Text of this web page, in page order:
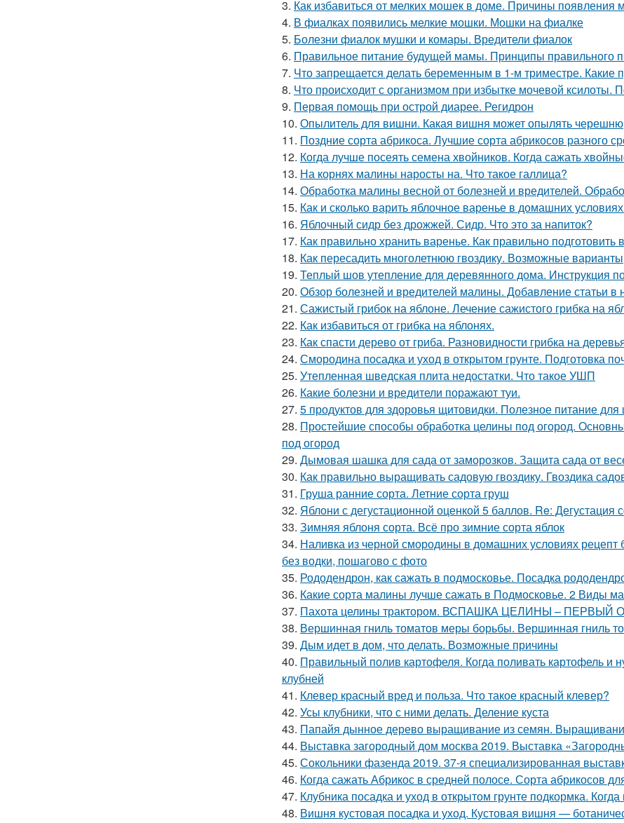
3. Как избавиться от мелких мошек в доме. Причины появления
4. В фиалках появились мелкие мошки. Мошки на фиалке
5. Болезни фиалок мушки и комары. Вредители фиалок
6. Правильное питание будущей мамы. Принципы правильного
7. Что запрещается делать беременным в 1-м триместре. Какие
8. Что происходит с организмом при избытке мочевой ксилоты.
9. Первая помощь при острой диарее. Регидрон
10. Опылитель для вишни. Какая вишня может опылять черешню
11. Поздние сорта абрикоса. Лучшие сорта абрикосов разного
12. Когда лучше посеять семена хвойников. Когда сажать
13. На корнях малины наросты на. Что такое галлица?
14. Обработка малины весной от болезней и вредителей.
15. Как и сколько варить яблочное варенье в домашних
16. Яблочный сидр без дрожжей. Сидр. Что это за напиток?
17. Как правильно хранить варенье. Как правильно подготовить
18. Как пересадить многолетнюю гвоздику. Возможные варианты
19. Теплый шов утепление для деревянного дома. Инструкция
20. Обзор болезней и вредителей малины. Добавление статьи в
21. Сажистый грибок на яблоне. Лечение сажистого грибка на
22. Как избавиться от грибка на яблонях.
23. Как спасти дерево от гриба. Разновидности грибка на
24. Смородина посадка и уход в открытом грунте. Подготовка
25. Утепленная шведская плита недостатки. Что такое УШП
26. Какие болезни и вредители поражают туи.
27. 5 продуктов для здоровья щитовидки. Полезное питание
28. Простейшие способы обработка целины под огород.
под огород
29. Дымовая шашка для сада от заморозков. Защита сада от
30. Как правильно выращивать садовую гвоздику. Гвоздика
31. Груша ранние сорта. Летние сорта груш
32. Яблони с дегустационной оценкой 5 баллов. Re:
33. Зимняя яблоня сорта. Всё про зимние сорта яблок
34. Наливка из черной смородины в домашних условиях рецепт
без водки, пошагово с фото
35. Рододендрон, как сажать в подмосковье. Посадка
36. Какие сорта малины лучше сажать в Подмосковье. 2 Виды
37. Пахота целины трактором. ВСПАШКА ЦЕЛИНЫ – ПЕРВЫЙ
38. Вершинная гниль томатов меры борьбы. Вершинная гниль
39. Дым идет в дом, что делать. Возможные причины
40. Правильный полив картофеля. Когда поливать картофель и
клубней
41. Клевер красный вред и польза. Что такое красный клевер?
42. Усы клубники, что с ними делать. Деление куста
43. Папайя дынное дерево выращивание из семян.
44. Выставка загородный дом москва 2019. Выставка
45. Сокольники фазенда 2019. 37-я специализированная
46. Когда сажать Абрикос в средней полосе. Сорта абрикосов
47. Клубника посадка и уход в открытом грунте подкормка.
48. Вишня кустовая посадка и уход. Кустовая вишня —